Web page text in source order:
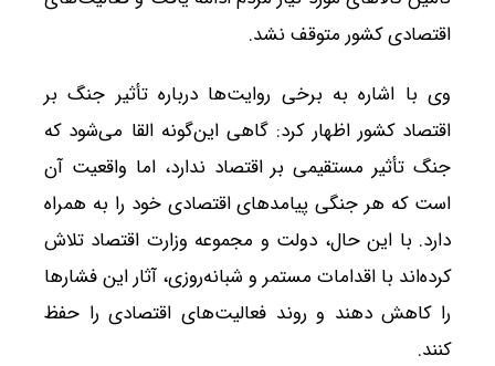
اقتصادی کشور متوقف نشد.
وی با اشاره به برخی روایت‌ها درباره تأثیر جنگ بر
اقتصاد کشور اظهار کرد: گاهی این‌گونه القا می‌شود که
جنگ تأثیر مستقیمی بر اقتصاد ندارد، اما واقعیت آن
است که هر جنگی پیامدهای اقتصادی خود را به همراه
دارد. با این حال، دولت و مجموعه وزارت اقتصاد تلاش
کرده‌اند با اقدامات مستمر و شبانه‌روزی، آثار این فشارها
را کاهش دهند و روند فعالیت‌های اقتصادی را حفظ
کنند.